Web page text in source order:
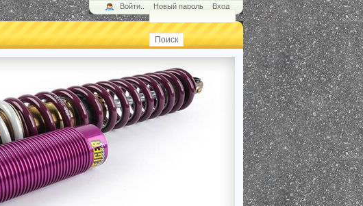
Войти.. Новый пароль Вход